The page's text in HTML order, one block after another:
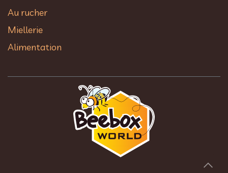
Au rucher​
Miellerie
Alimentation